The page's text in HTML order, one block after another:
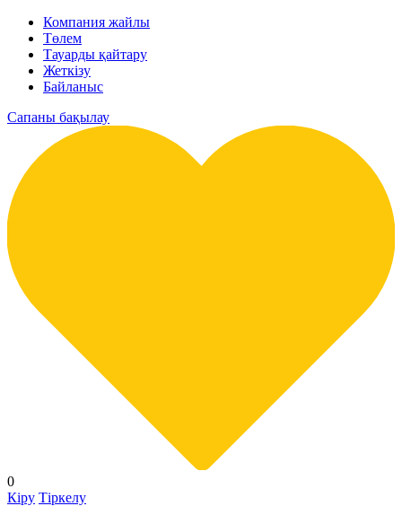
Компания жайлы
Төлем
Тауарды қайтару
Жеткізу
Байланыс
Сапаны бақылау
0
Кіру Тіркелу